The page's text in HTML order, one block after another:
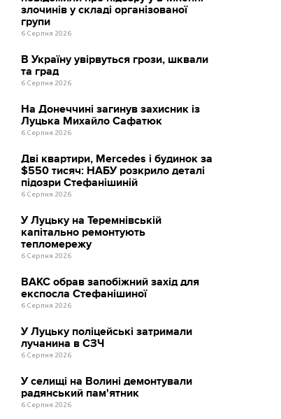
злочинів у складі організованої
групи
6 Серпня 2026
В Україну увірвуться грози, шквали
та град
6 Серпня 2026
На Донеччині загинув захисник із
Луцька Михайло Сафатюк
6 Серпня 2026
Дві квартири, Mercedes і будинок за
$550 тисяч: НАБУ розкрило деталі
підозри Стефанішиній
6 Серпня 2026
У Луцьку на Теремнівській
капітально ремонтують
тепломережу
6 Серпня 2026
ВАКС обрав запобіжний захід для
експосла Стефанішиної
6 Серпня 2026
У Луцьку поліцейські затримали
лучанина в СЗЧ
6 Серпня 2026
У селищі на Волині демонтували
радянський пам'ятник
6 Серпня 2026